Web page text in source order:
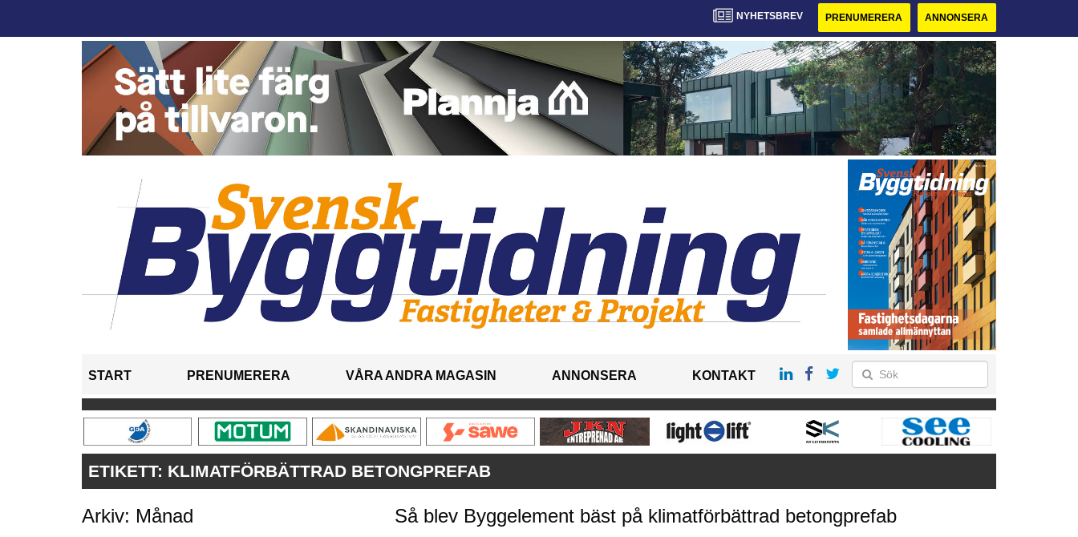
NYHETSBREV PRENUMERERA ANNONSERA
START PRENUMERERA VÅRA ANDRA MAGASIN ANNONSERA KONTAKT
ETIKETT: KLIMATFÖRBÄTTRAD BETONGPREFAB
Arkiv: Månad Så blev Byggelement bäst på klimatförbättrad betongprefab